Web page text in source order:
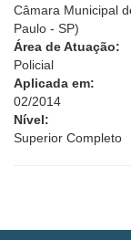
Câmara Municipal
Paulo - SP)
Área de Atuação:
Policial
Aplicada em:
02/2014
Nível:
Superior Completo